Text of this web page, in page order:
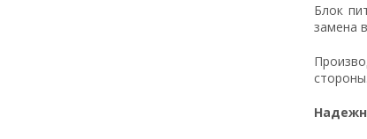
Блок
замена
стороны.